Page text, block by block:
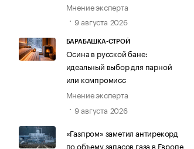
Мнение эксперта
9 августа 2026
БАРАБАШКА-СТРОЙ
Осина в русской бане:
идеальный выбор для парной
или компромисс
Мнение эксперта
9 августа 2026
«Газпром» заметил антирекорд
по объему запасов газа в Европе